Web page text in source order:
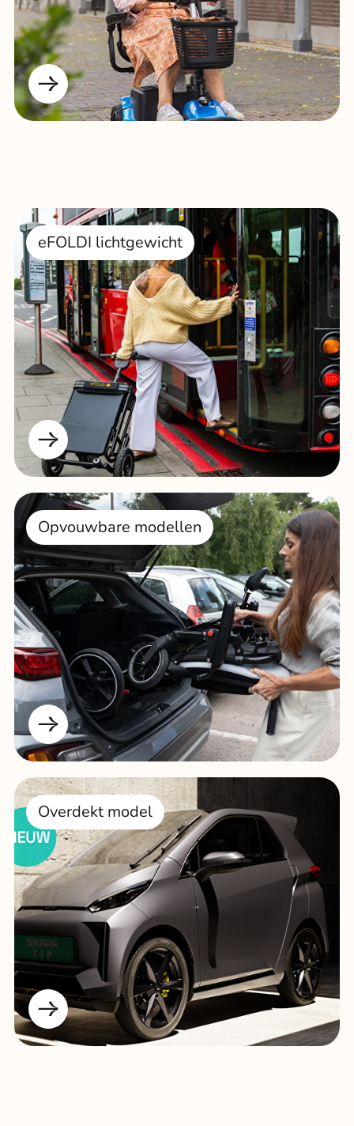
eFOLDI lichtgewicht
Opvouwbare modellen
Overdekt model